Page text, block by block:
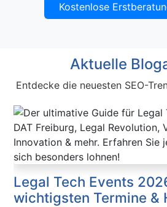
Kostenlose
Aktuelle
Entdecke die neuesten SEO-
Legal Tech Events
wichtigsten Termine &